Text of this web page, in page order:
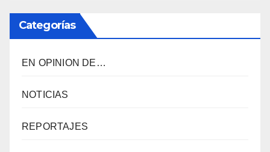
Categorías
EN OPINION DE…
NOTICIAS
REPORTAJES